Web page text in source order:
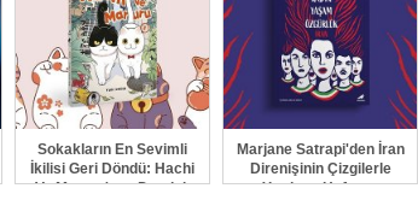
Sokakların En Sevimli
İkilisi Geri Döndü: Hachi
Ve Maruru'nun Dostluk
Marjane Satrapi'den İran
Direnişinin Çizgilerle
Yazılmış Hafızası